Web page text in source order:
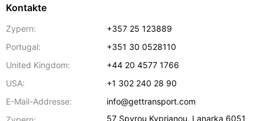
Kontakte
Zypern:
+357 25 123889
Portugal:
+351 30 0528110
United Kingdom:
+44 20 4577 1766
USA:
+1 302 240 28 90
E-Mail-Addresse:
info@gettransport.com
57 Spyrou Kyprianou, Lanarka 6051